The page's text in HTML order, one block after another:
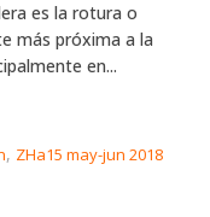
es la rotura o
más próxima a la
en...
, ZHa15 may-jun 2018